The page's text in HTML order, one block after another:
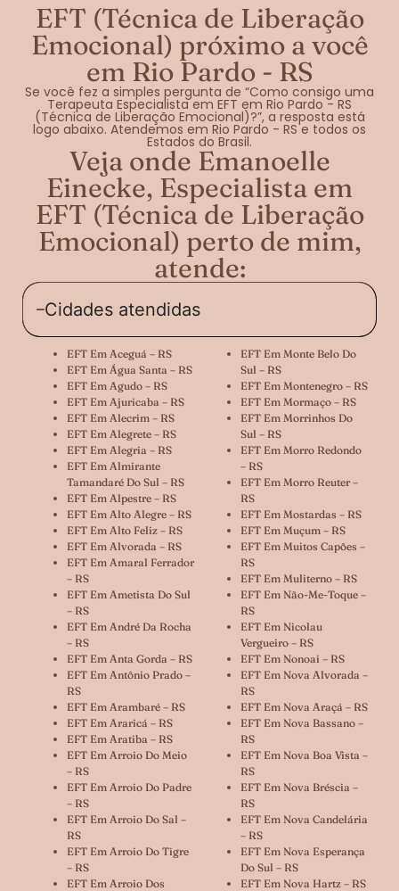
EFT (Técnica de Liberação
Emocional) próximo a você
em Rio Pardo - RS
Se você fez a simples pergunta de “Como consigo uma
Terapeuta Especialista em EFT em Rio Pardo - RS
(Técnica de Liberação Emocional)?”, a resposta está
logo abaixo. Atendemos em Rio Pardo - RS e todos os
Estados do Brasil.
Veja onde Emanoelle
Einecke, Especialista em
EFT (Técnica de Liberação
Emocional) perto de mim,
atende:
Cidades atendidas
EFT Em Aceguá – RS
EFT Em Água Santa – RS
EFT Em Agudo – RS
EFT Em Ajuricaba – RS
EFT Em Alecrim – RS
EFT Em Alegrete – RS
EFT Em Alegria – RS
EFT Em Almirante
Tamandaré Do Sul – RS
EFT Em Alpestre – RS
EFT Em Alto Alegre – RS
EFT Em Alto Feliz – RS
EFT Em Alvorada – RS
EFT Em Amaral Ferrador
– RS
EFT Em Ametista Do Sul
– RS
EFT Em André Da Rocha
– RS
EFT Em Anta Gorda – RS
EFT Em Antônio Prado –
RS
EFT Em Arambaré – RS
EFT Em Araricá – RS
EFT Em Aratiba – RS
EFT Em Arroio Do Meio
– RS
EFT Em Arroio Do Padre
– RS
EFT Em Arroio Do Sal –
RS
EFT Em Arroio Do Tigre
– RS
EFT Em Arroio Dos
EFT Em Monte Belo Do
Sul – RS
EFT Em Montenegro – RS
EFT Em Mormaço – RS
EFT Em Morrinhos Do
Sul – RS
EFT Em Morro Redondo
– RS
EFT Em Morro Reuter –
RS
EFT Em Mostardas – RS
EFT Em Muçum – RS
EFT Em Muitos Capões –
RS
EFT Em Muliterno – RS
EFT Em Não-Me-Toque –
RS
EFT Em Nicolau
Vergueiro – RS
EFT Em Nonoai – RS
EFT Em Nova Alvorada –
RS
EFT Em Nova Araçá – RS
EFT Em Nova Bassano –
RS
EFT Em Nova Boa Vista –
RS
EFT Em Nova Bréscia –
RS
EFT Em Nova Candelária
– RS
EFT Em Nova Esperança
Do Sul – RS
EFT Em Nova Hartz – RS